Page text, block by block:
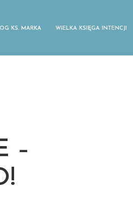
KS. MARKA WIELKA KSIĘGA INTENCJI
–